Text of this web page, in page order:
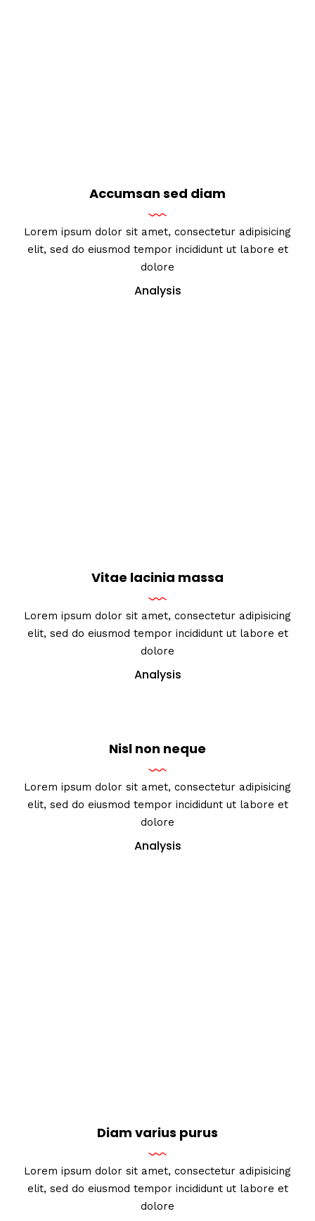
Accumsan sed diam
Lorem ipsum dolor sit amet, consectetur adipisicing
elit, sed do eiusmod tempor incididunt ut labore et
dolore
Analysis
Vitae lacinia massa
Lorem ipsum dolor sit amet, consectetur adipisicing
elit, sed do eiusmod tempor incididunt ut labore et
dolore
Analysis
Nisl non neque
Lorem ipsum dolor sit amet, consectetur adipisicing
elit, sed do eiusmod tempor incididunt ut labore et
dolore
Analysis
Diam varius purus
Lorem ipsum dolor sit amet, consectetur adipisicing
elit, sed do eiusmod tempor incididunt ut labore et
dolore